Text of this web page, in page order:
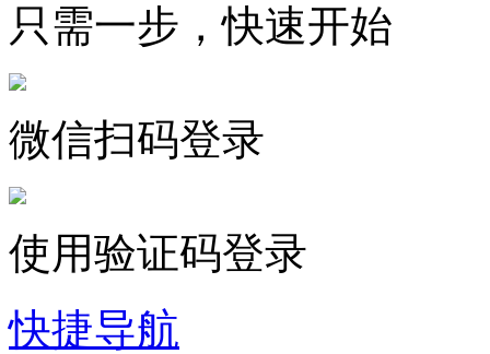
只需一步，快速开始
微信扫码登录
使用验证码登录
快捷导航